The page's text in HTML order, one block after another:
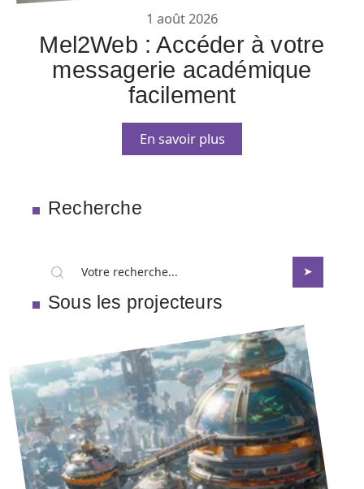
1 août 2026
Mel2Web : Accéder à votre
messagerie académique
facilement
En savoir plus
Recherche
Sous les projecteurs